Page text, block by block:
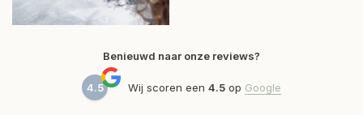
Benieuwd naar onze reviews?
4.5 Wij scoren een 4.5 op Google